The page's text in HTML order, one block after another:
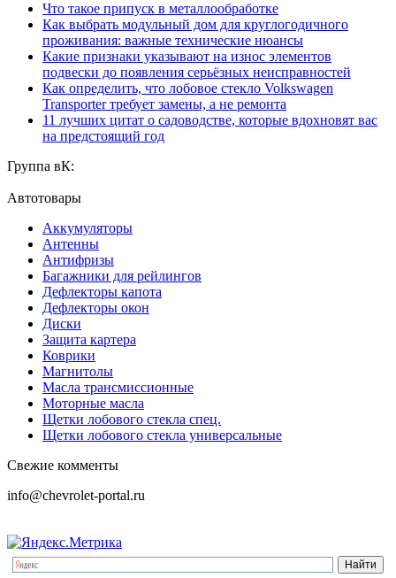
Что такое припуск в металлообработке
Как выбрать модульный дом для круглогодичного
проживания: важные технические нюансы
Какие признаки указывают на износ элементов
подвески до появления серьёзных неисправностей
Как определить, что лобовое стекло Volkswagen
Transporter требует замены, а не ремонта
11 лучших цитат о садоводстве, которые вдохновят вас
на предстоящий год
Группа вК:
Автотовары
Аккумуляторы
Антенны
Антифризы
Багажники для рейлингов
Дефлекторы капота
Дефлекторы окон
Диски
Защита картера
Коврики
Магнитолы
Масла трансмиссионные
Моторные масла
Щетки лобового стекла спец.
Щетки лобового стекла универсальные
Свежие комменты
info@chevrolet-portal.ru